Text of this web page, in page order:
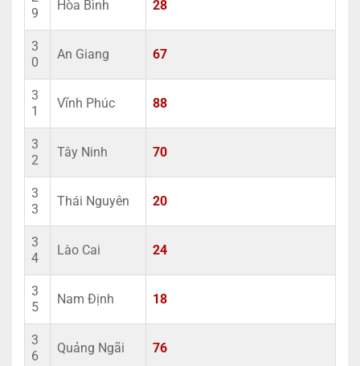
9
Hòa Bình 28
3
0
An Giang 67
3
1
Vĩnh Phúc 88
3
2
Tây Ninh 70
3
3
Thái Nguyên 20
3
4
Lào Cai 24
3
5
Nam Định 18
3
6
Quảng Ngãi 76